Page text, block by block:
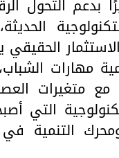
بدعم التحول
مهارات
مع متغيرات
التي
التنمية